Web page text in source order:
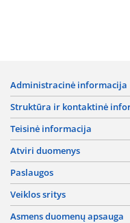
administracinė informacija
struktūra ir kontaktinė
teisinė informacija
atviri duomenys
paslaugos
veiklos sritys
asmens duomenų apsauga